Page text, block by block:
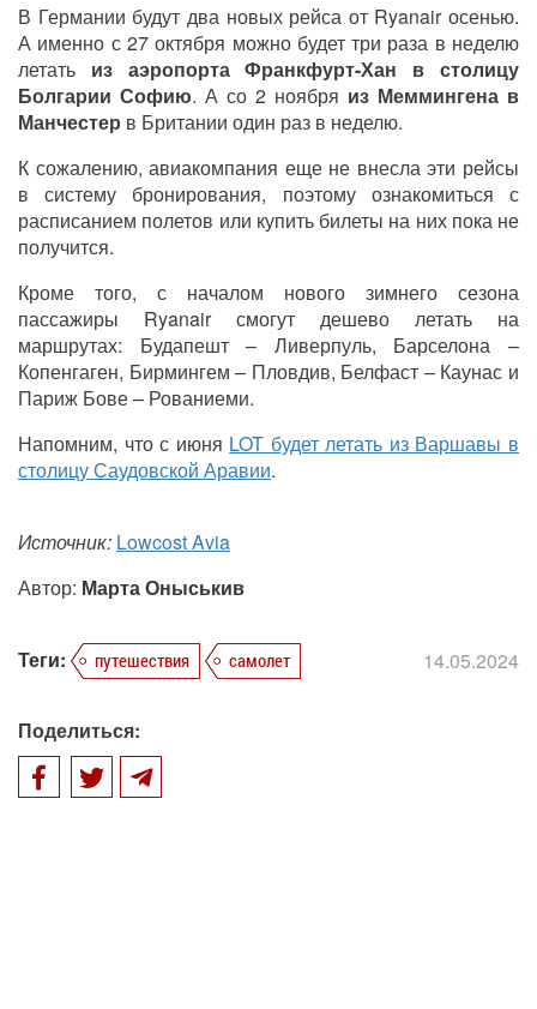
В Германии будут два новых рейса от Ryanairосенью.
А именно с 27 октября можно будет три раза в неделю
летать из аэропорта Франкфурт-Хан в столицу
Болгарии Софию. А со 2 ноября из Меммингена в
Манчестер в Британии один раз в неделю.
К сожалению, авиакомпания еще не внесла эти рейсы
в систему бронирования, поэтому ознакомиться с
расписанием полетов или купить билеты на них пока не
получится.
Кроме того, с началом нового зимнего сезона
пассажиры Ryanairсмогут дешево летать на
маршрутах: Будапешт – Ливерпуль, Барселона –
Копенгаген, Бирмингем – Пловдив, Белфаст – Каунас и
Париж Бове – Рованиеми.
Напомним, что с июня LOT будет летать из Варшавы в
столицу Саудовской Аравии.
Источник: Lowcost Avia
Автор: Марта Оныськив
Теги: путешествия самолет 14.05.2024
Поделиться: